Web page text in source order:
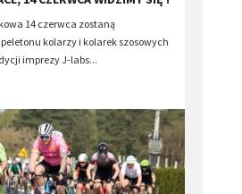
14 czerwca zostaną
kolarzy i kolarek szosowych
imprezy J-labs...